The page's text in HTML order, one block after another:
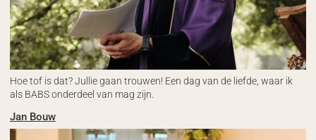
Hoe tof is dat? Jullie gaan trouwen! Een dag van de liefde, waar ik
als BABS onderdeel van mag zijn.
Jan Bouw